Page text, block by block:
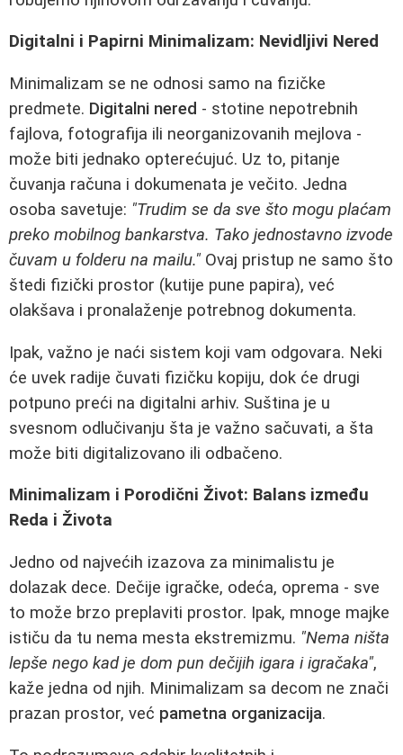
Digitalni i Papirni Minimalizam: Nevidljivi Nered
Minimalizam se ne odnosi samo na fizičke
predmete. Digitalni nered - stotine nepotrebnih
fajlova, fotografija ili neorganizovanih mejlova -
može biti jednako opterećujuć. Uz to, pitanje
čuvanja računa i dokumenata je večito. Jedna
osoba savetuje: "Trudim se da sve što mogu plaćam
preko mobilnog bankarstva. Tako jednostavno izvode
čuvam u folderu na mailu." Ovaj pristup ne samo što
štedi fizički prostor (kutije pune papira), već
olakšava i pronalaženje potrebnog dokumenta.
Ipak, važno je naći sistem koji vam odgovara. Neki
će uvek radije čuvati fizičku kopiju, dok će drugi
potpuno preći na digitalni arhiv. Suština je u
svesnom odlučivanju šta je važno sačuvati, a šta
može biti digitalizovano ili odbačeno.
Minimalizam i Porodični Život: Balans između
Reda i Života
Jedno od najvećih izazova za minimalistu je
dolazak dece. Dečije igračke, odeća, oprema - sve
to može brzo preplaviti prostor. Ipak, mnoge majke
ističu da tu nema mesta ekstremizmu. "Nema ništa
lepše nego kad je dom pun dečijih igara i igračaka",
kaže jedna od njih. Minimalizam sa decom ne znači
prazan prostor, već pametna organizacija.